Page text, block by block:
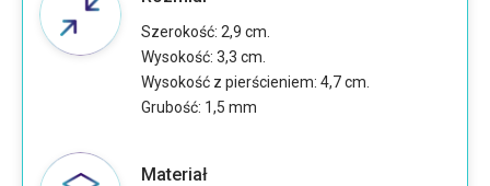
Szerokość: 2,9 cm.
Wysokość: 3,3 cm.
Wysokość z pierścieniem: 4,7 cm.
Grubość: 1,5 mm
Materiał